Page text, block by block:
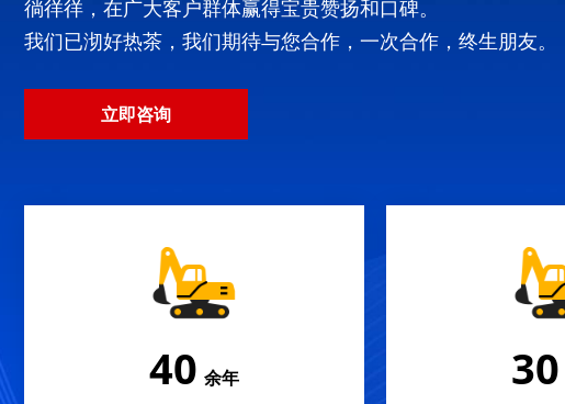
徜徉徉，在广大客户群体赢得宝贵赞扬和口碑。
我们已沏好热茶，我们期待与您合作，一次合作，终生朋友。
立即咨询
40 余年
30